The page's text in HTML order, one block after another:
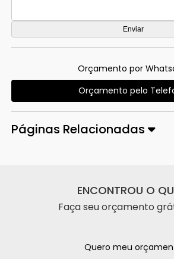
Orçamento por
Orçamento pelo
Páginas Relacionadas
ENCONTROU O
Faça seu orçamento
Quero meu